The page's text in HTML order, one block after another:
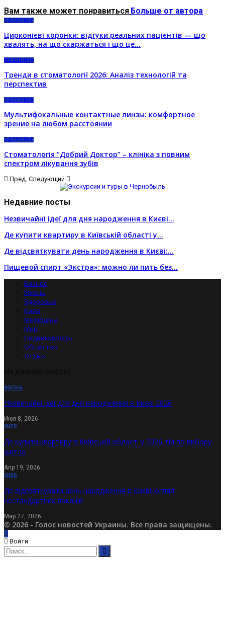
Вам также может понравиться Больше от автора
ЗДОРОВЬЕ
Цирконієві коронки: відгуки реальних пацієнтів — що
хвалять, на що скаржаться і що це…
МЕДИЦИНА
Тренди в стоматології 2026: Аналіз технологій та
перспектив
ЗДОРОВЬЕ
Мультифокальные контактные линзы: комфортное
зрение на любом расстоянии
ЗДОРОВЬЕ
Стоматологія “Добрий Доктор” – клініка з повним
спектром лікування зубів
Пред. Следующий
Недавние посты
Незвичайні ідеї для дня народження в Києві…
Де купити квартиру в Київській області у…
Де відсвяткувати день народження в Києві:…
Пищевой спирт «Экстра»: можно ли пить без…
Бизнес
Жизнь
Здоровье
Киев
Медицина
Мир
Недвижимость
Общество
Отдых
ЖИЗНЬ
Незвичайні ідеї для дня народження в Києві 2026
Июл 8, 2026
КИЕВ
Де купити квартиру в Київській області у 2026: гід по вибору
житла
Апр 19, 2026
КИЕВ
Де відсвяткувати день народження в Києві: огляд
нестандартних локацій
Мар 27, 2026
© 2026 - Голос новостей Украины. Все права защищены.
Войти